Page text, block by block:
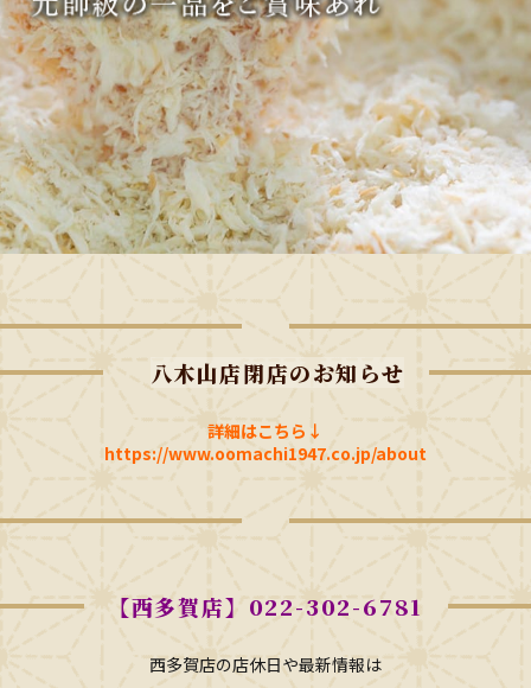
八木山店閉店のお知らせ
詳細はこちら↓
https://www.oomachi1947.co.jp/about
【西多賀店】022-302-6781
西多賀店の店休日や最新情報は